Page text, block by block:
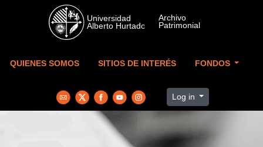
Skip to main content
QUIENES SOMOS SITIOS DE INTERÉS FONDOS
Log in